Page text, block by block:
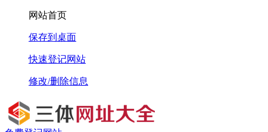
网站首页
保存到桌面
快速登记网站
修改/删除信息